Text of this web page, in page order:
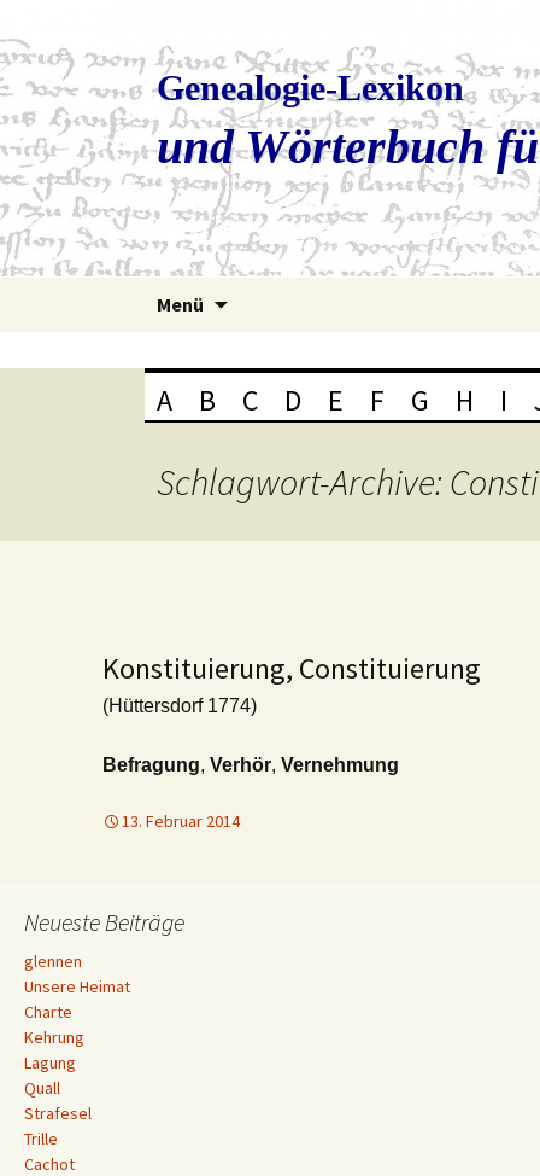
Genealogie-Lexikon
und Wörterbuch
Menü
A B C D E F G H I
Schlagwort-Archive:
Konstituierung, Constituierung
(Hüttersdorf 1774)
Befragung, Verhör, Vernehmung
13. Februar 2014
Neueste Beiträge
glennen
Unsere Heimat
Charte
Kehrung
Lagung
Quall
Strafesel
Trille
Cachot